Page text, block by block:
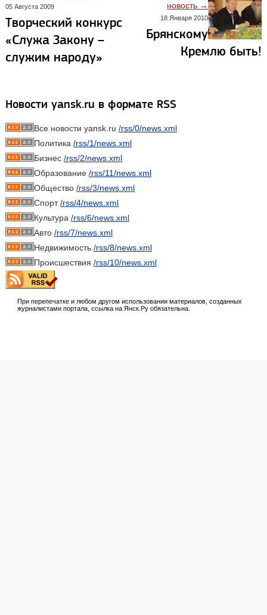
05 Августа 2009
Творческий конкурс
«Служа Закону –
служим народу»
новость →
18 Января 2010
Брянскому
Кремлю быть!
Новости yansk.ru в формате RSS
Все новости yansk.ru /rss/0/news.xml
Политика /rss/1/news.xml
Бизнес /rss/2/news.xml
Образование /rss/11/news.xml
Общество /rss/3/news.xml
Спорт/rss/4/news.xml
Культура /rss/6/news.xml
Авто /rss/7/news.xml
Недвижимость /rss/8/news.xml
Происшествия /rss/10/news.xml
При перепечатке и любом другом использовании материалов, созданных
журналистами портала, ссылка на Янск.Ру обязательна.